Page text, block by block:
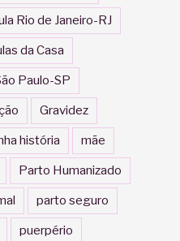
Rio de Janeiro-RJ
da Casa
Paulo-SP
Gravidez
história mãe
Parto Humanizado
parto seguro
puerpério